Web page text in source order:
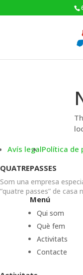
Avís legalPolítica de
QUATREPASSES
Som una empresa
“quatre passes” de casa
Menú
Qui som
Què fem
Activitats
Contacte